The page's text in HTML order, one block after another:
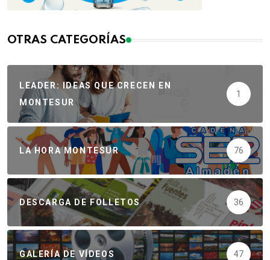
OTRAS CATEGORÍAS
LEADER: IDEAS QUE CRECEN EN
MONTESUR
1
LA HORA MONTESUR 76
DESCARGA DE FOLLETOS 36
GALERÍA DE VÍDEOS 47